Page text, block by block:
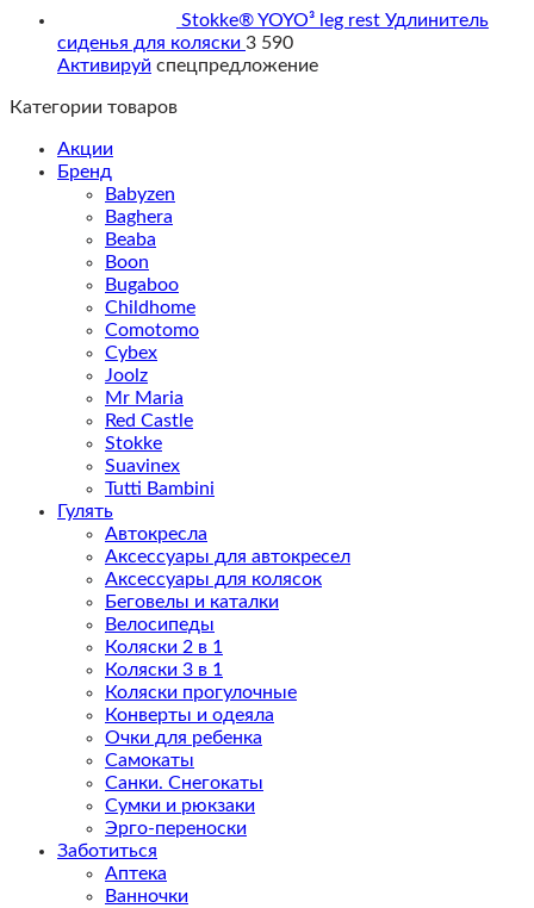
Stokke® YOYO³ leg rest Удлинитель
сиденья для коляски 3 590
Активируй спецпредложение
Категории товаров
Акции
Бренд
Babyzen
Baghera
Beaba
Boon
Bugaboo
Childhome
Comotomo
Cybex
Joolz
Mr Maria
Red Castle
Stokke
Suavinex
Tutti Bambini
Гулять
Автокресла
Аксессуары для автокресел
Аксессуары для колясок
Беговелы и каталки
Велосипеды
Коляски 2 в 1
Коляски 3 в 1
Коляски прогулочные
Конверты и одеяла
Очки для ребенка
Самокаты
Санки. Снегокаты
Сумки и рюкзаки
Эрго-переноски
Заботиться
Аптека
Ванночки